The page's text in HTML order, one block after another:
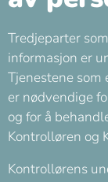
Tredjeparter
informasjon er
Tjenestene som
er nødvendige
og for å
Kontrolløren og
Kontrollørens